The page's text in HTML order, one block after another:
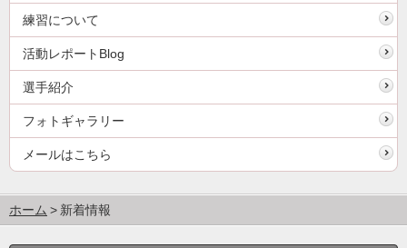
練習について
活動レポートBlog
選手紹介
フォトギャラリー
メールはこちら
ホーム 新着情報